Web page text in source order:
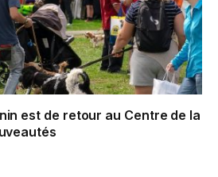
est de retour au Centre de la